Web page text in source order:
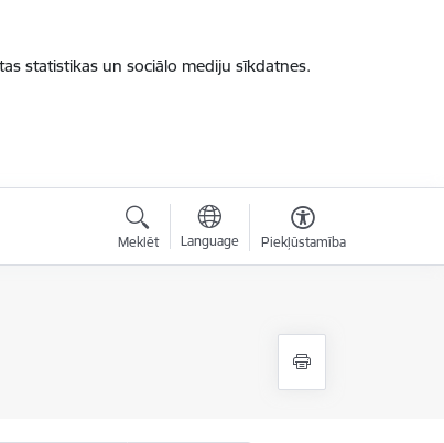
statistikas un sociālo mediju sīkdatnes.
Meklēt Language Piekļūstamība